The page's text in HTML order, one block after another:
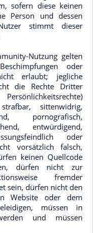
sofern diese keinen
Person und dessen
stimmt dieser
Nutzung gelten
oder
erlaubt; jegliche
die Rechte Dritter
sittenwidrig,
pornografisch,
entwürdigend,
oder
vorsätzlich falsch,
keinen Quellcode
dürfen nicht zur
fremder
sein, dürfen nicht den
Website oder dem
müssen in
und müssen